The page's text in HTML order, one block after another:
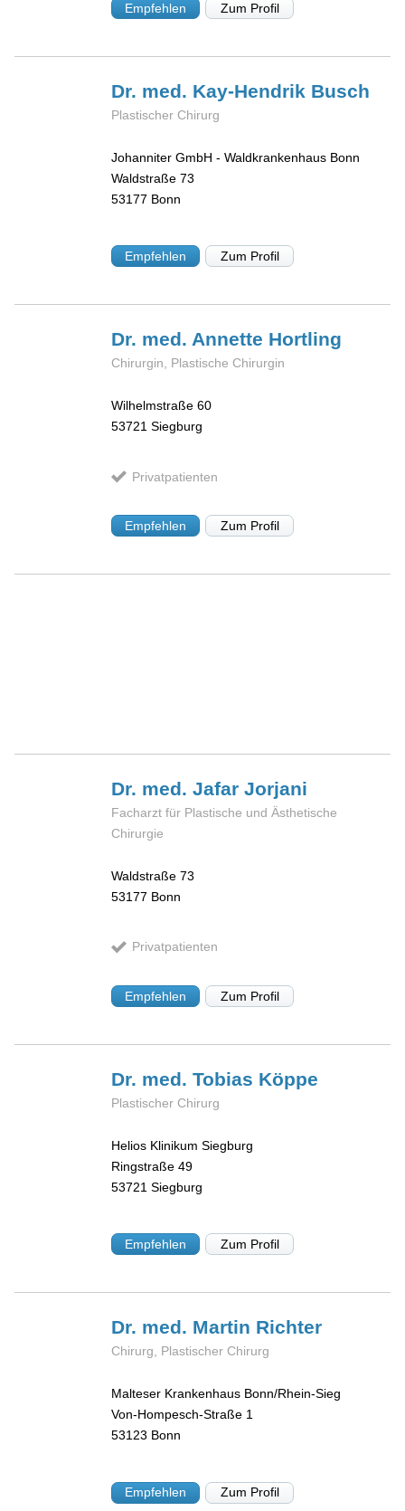
Empfehlen Zum Profil
Dr. med. Kay-Hendrik Busch
Plastischer Chirurg
Johanniter GmbH - Waldkrankenhaus Bonn
Waldstraße 73
53177 Bonn
Empfehlen Zum Profil
Dr. med. Annette Hortling
Chirurgin, Plastische Chirurgin
Wilhelmstraße 60
53721 Siegburg
Privatpatienten
Empfehlen Zum Profil
Dr. med. JafarJorjani
Facharzt für Plastische und Ästhetische
Chirurgie
Waldstraße 73
53177 Bonn
Privatpatienten
Empfehlen Zum Profil
Dr. med. Tobias Köppe
Plastischer Chirurg
Helios Klinikum Siegburg
Ringstraße 49
53721 Siegburg
Empfehlen Zum Profil
Dr. med. Martin Richter
Chirurg, Plastischer Chirurg
Malteser Krankenhaus Bonn/Rhein-Sieg
Von-Hompesch-Straße 1
53123 Bonn
Empfehlen Zum Profil